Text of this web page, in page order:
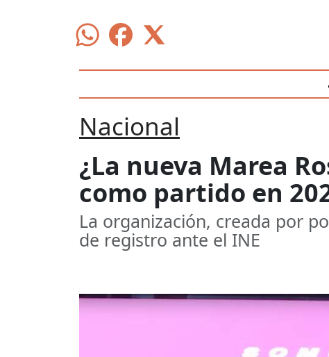
Nacional
¿La nueva Marea
como partido en
La organización, creada por
de registro ante el INE